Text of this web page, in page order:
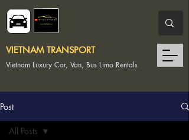
Vietnam Luxury Car, Van, Bus Limo Rentals
VIETNAM TRANSPORT
Post
All Posts